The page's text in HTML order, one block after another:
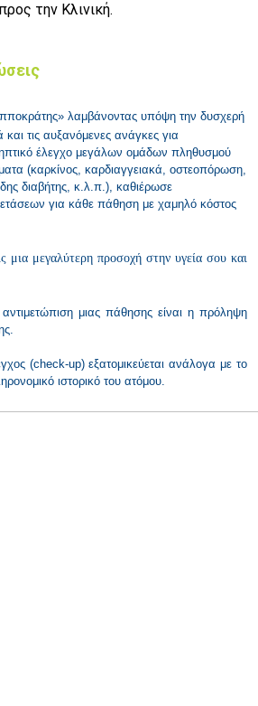
την Κλινική.
λαμβάνοντας υπόψη την δυσχερή
τις αυξανόμενες ανάγκες για
έλεγχο μεγάλων ομάδων πληθυσμού
(καρκίνος, καρδιαγγειακά, οστεοπόρωση,
διαβήτης, κ.λ.π.), καθιέρωσε
για κάθε πάθηση με χαμηλό κόστος
μια μεγαλύτερη προσοχή στην υγεία σου και
μιας πάθησης είναι η πρόληψη
(check-up) εξατομικεύεται ανάλογα με το
ιστορικό του ατόμου.